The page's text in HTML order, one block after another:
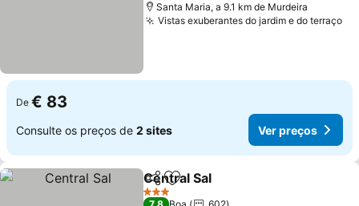
Santa Maria, a 9.1 km de Murdeira
Vistas exuberantes do jardim e do terraço
De € 83
Consulte os preços de 2 sites Ver preços
PartilharAdicionar aos favoritos
Central Sal
3 Estrelas